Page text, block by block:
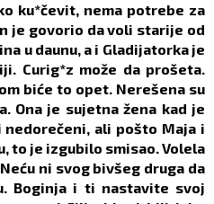
ku*čevit, nema potrebe za
je govorio da voli starije od
u daunu, a i Gladijatorka je
Curig*z može da prošeta.
biće to opet. Nerešena su
Ona je sujetna žena kad je
ali pošto Maja i
to je izgubilo smisao. Volela
ni svog bivšeg druga da
Boginja i ti nastavite svoj